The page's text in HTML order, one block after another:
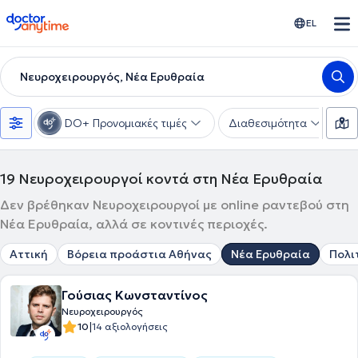
doctoranytime EL
Νευροχειρουργός, Νέα Ερυθραία
DO+ Προνομιακές τιμές Διαθεσιμότητα
19 Νευροχειρουργοί κοντά στη Νέα Ερυθραία
Δεν βρέθηκαν Νευροχειρουργοί με online ραντεβού στη
Νέα Ερυθραία, αλλά σε κοντινές περιοχές.
Αττική Βόρεια προάστια Αθήνας Νέα Ερυθραία
Γούσιας Κωνσταντίνος
Νευροχειρουργός
10|14 αξιολογήσεις